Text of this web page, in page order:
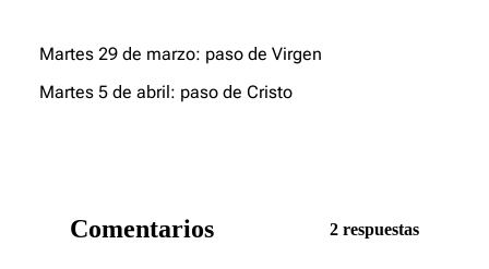
Martes 29 de marzo: paso de Virgen
Martes 5 de abril: paso de Cristo
Comentarios 2 respuestas